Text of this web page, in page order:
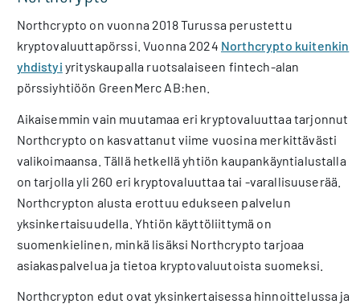
Northcrypto on vuonna 2018 Turussa perustettu
kryptovaluuttapörssi. Vuonna 2024 Northcrypto kuitenkin
yhdistyi yrityskaupalla ruotsalaiseen fintech-alan
pörssiyhtiöön GreenMerc AB:hen.
Aikaisemmin vain muutamaa eri kryptovaluuttaa tarjonnut
Northcrypto on kasvattanut viime vuosina merkittävästi
valikoimaansa. Tällä hetkellä yhtiön kaupankäyntialustalla
on tarjolla yli 260 eri kryptovaluuttaa tai -varallisuuserää.
Northcrypton alusta erottuu edukseen palvelun
yksinkertaisuudella. Yhtiön käyttöliittymä on
suomenkielinen, minkä lisäksi Northcrypto tarjoaa
asiakaspalvelua ja tietoa kryptovaluutoista suomeksi.
Northcrypton edut ovat yksinkertaisessa hinnoittelussa ja